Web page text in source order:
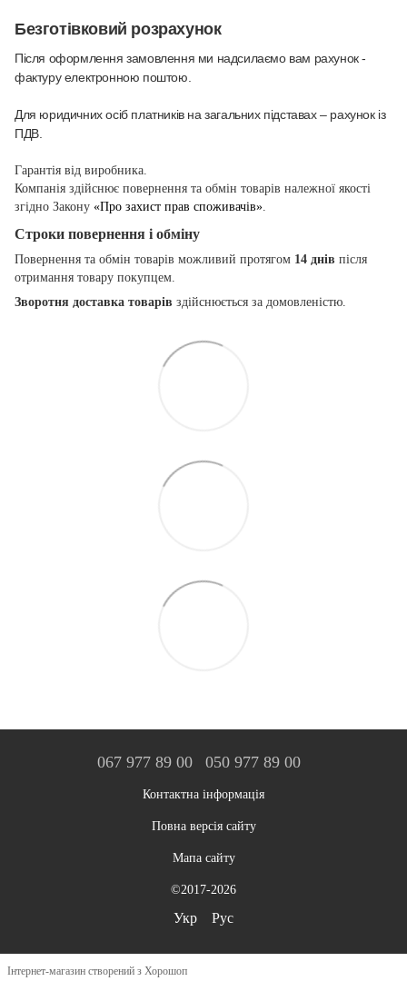
Безготівковий розрахунок
Після оформлення замовлення ми надсилаємо вам рахунок -
фактуру електронною поштою.
Для юридичних осіб платників на загальних підставах – рахунок із
ПДВ.
Гарантія від виробника.
Компанія здійснює повернення та обмін товарів належної якості
згідно Закону «Про захист прав споживачів»
Строки повернення і обміну
Повернення та обмін товарів можливий протягом 14 днів після
отримання товару покупцем.
Зворотня доставка товарів здійснюється за домовленістю.
067 977 89 00 050 977 89 00
Контактна інформація
Повна версія сайту
Мапа сайту
©2017-2026
Укр Рус
Інтернет-магазин створений з Хорошоп